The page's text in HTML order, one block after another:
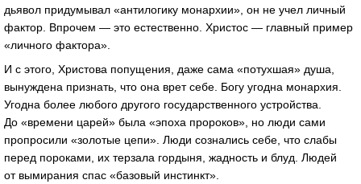
дьявол придумывал «антилогику монархии», он не учел личный
фактор. Впрочем — это естественно. Христос — главный пример
«личного фактора».
И с этого, Христова попущения, даже сама «потухшая» душа,
вынуждена признать, что она врет себе. Богу угодна монархия.
Угодна более любого другого государственного устройства.
До «времени царей» была «эпоха пророков», но люди сами
пропросили «золотые цепи». Люди сознались себе, что слабы
перед пороками, их терзала гордыня, жадность и блуд. Людей
от вымирания спас «базовый инстинкт».